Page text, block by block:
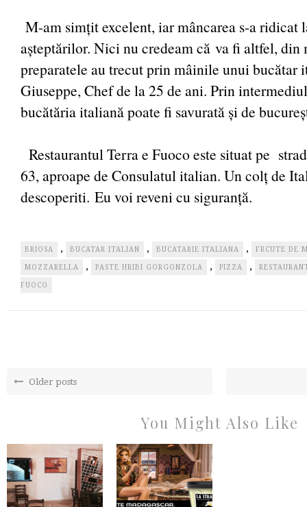
M-am simțit excelent, iar mâncarea s-a ridicat
așteptărilor. Nici nu credeam că va fi altfel, din
preparatele au trecut prin mâinile unui bucătar
Giuseppe, Chef de la 25 de ani. Prin
bucătăria italiană poate fi savurată și de
Restaurantul Terra e Fuoco este situat pe
63, aproape de Consulatul italian. Un colț de
descoperiti. Eu voi reveni cu siguranță.
BRIOSA , BUCATAR ITALIAN , BUCATARIE ITALIANA , FRCUTE DE
MOZZARELLA , PASTE HRIBI GORGONZOLA , PIZZA ,
FUOCO
Older posts
You Might Also Like